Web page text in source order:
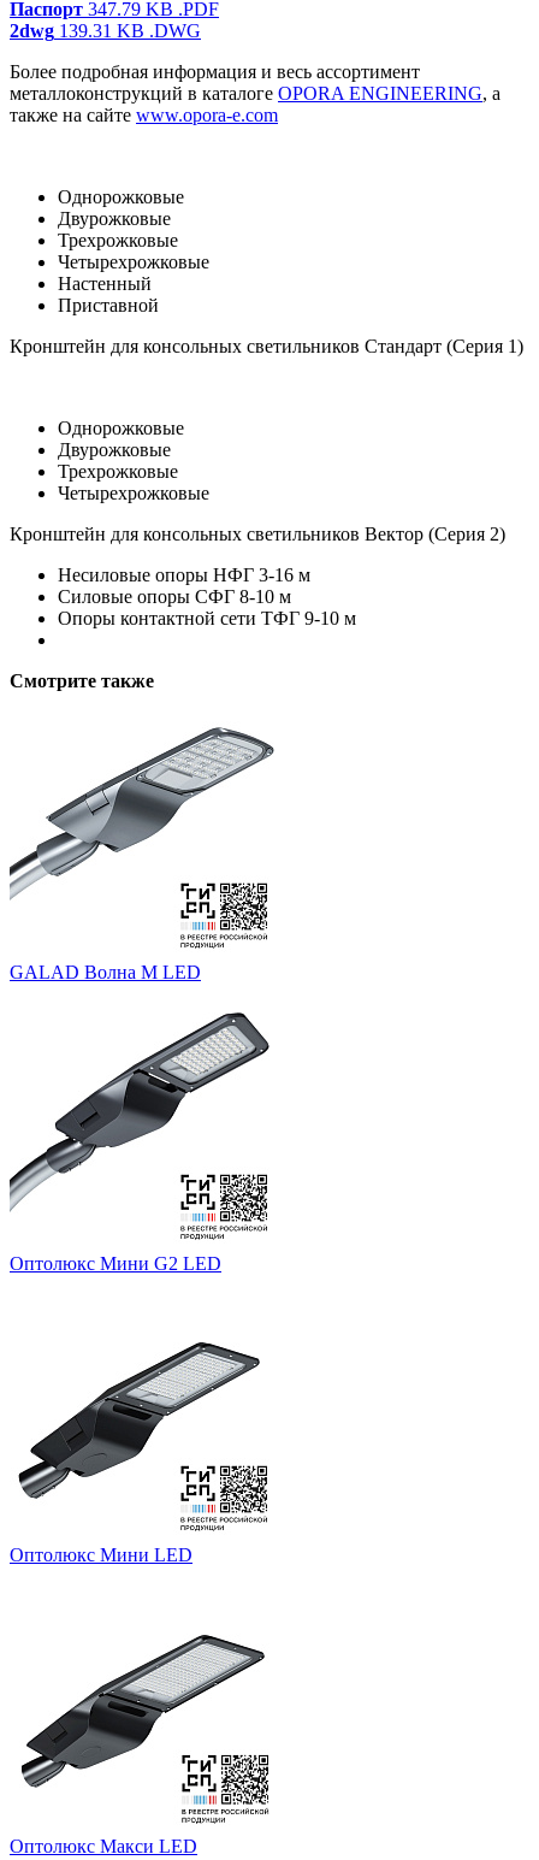
Паспорт 347.79 KB .PDF
2dwg 139.31 KB .DWG
Более подробная информация и весь ассортимент
металлоконструкций в каталоге OPORA ENGINEERING, а
также на сайте www.opora-e.com
Однорожковые
Двурожковые
Трехрожковые
Четырехрожковые
Настенный
Приставной
Кронштейн для консольных светильников Стандарт (Серия 1)
Однорожковые
Двурожковые
Трехрожковые
Четырехрожковые
Кронштейн для консольных светильников Вектор (Серия 2)
Несиловые опоры НФГ 3-16 м
Силовые опоры СФГ 8-10 м
Опоры контактной сети ТФГ 9-10 м
Смотрите также
GALAD Волна M LED
Оптолюкс Мини G2 LED
Оптолюкс Мини LED
Оптолюкс Макси LED